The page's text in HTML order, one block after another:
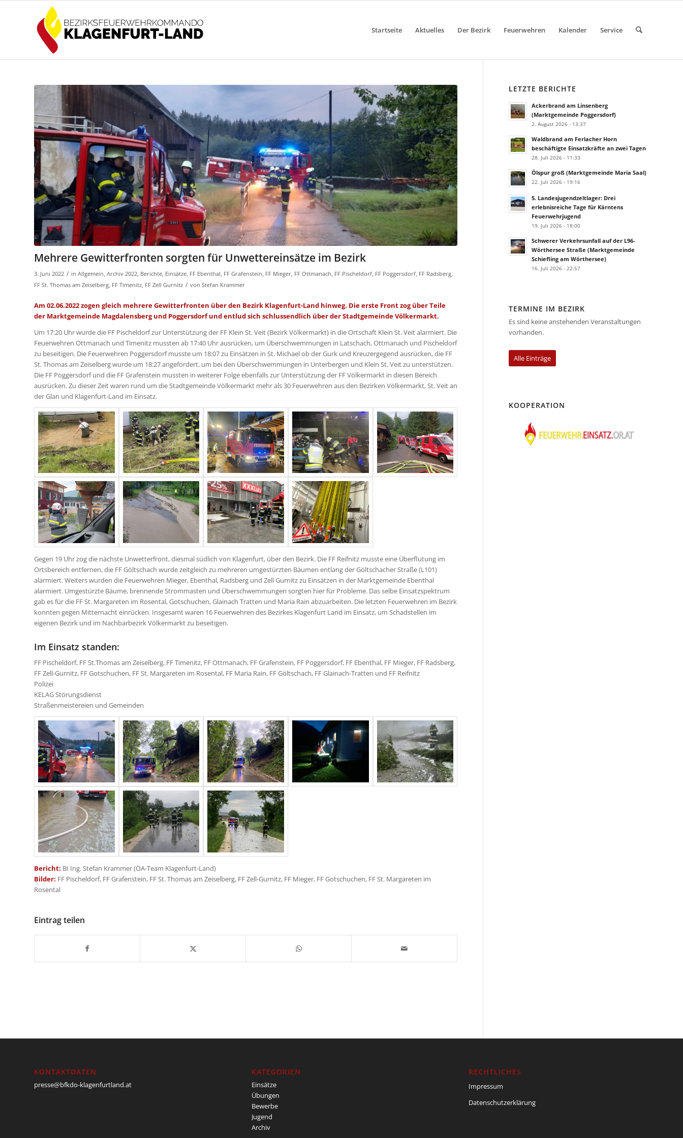
Startseite Aktuelles Der Bezirk Feuerwehren Kalender Service
Mehrere Gewitterfronten sorgten für Unwettereinsätze im Bezirk
3. Juni 2022 / in Allgemein Archiv 2022 Berichte Einsätze FF Ebenthal FF Grafenstein FF Mieger FF Ottmanach FF Pischeldorf FF Poggersdorf FF Radsberg
FF St. Thomas am Zeiselberg FF Timenitz FF Zell Gurnitz / von Stefan Krammer
Am 02.06.2022 zogen gleich mehrere Gewitterfronten über den Bezirk Klagenfurt-Land hinweg. Die erste Front zog über Teile
der Marktgemeinde Magdalensberg und Poggersdorf und entlud sich schlussendlich über der Stadtgemeinde Völkermarkt.
Um 17:20 Uhr wurde die FF Pischeldorf zur Unterstützung der FF Klein St. Veit (Bezirk Völkermarkt) in die Ortschaft Klein St. Veit alarmiert. Die
Feuerwehren Ottmanach und Timenitz mussten ab 17:40 Uhr ausrücken, um Überschwemmungen in Latschach, Ottmanach und Pischeldorf
zu beseitigen. Die Feuerwehren Poggersdorf musste um 18:07 zu Einsätzen in St. Michael ob der Gurk und Kreuzergegend ausrücken, die FF
St. Thomas am Zeiselberg wurde um 18:27 angefordert, um bei den Überschwemmungen in Unterbergen und Klein St. Veit zu unterstützen.
Die FF Poggersdorf und die FF Grafenstein mussten in weiterer Folge ebenfalls zur Unterstützung der FF Völkermarkt in diesen Bereich
ausrücken. Zu dieser Zeit waren rund um die Stadtgemeinde Völkermarkt mehr als 30 Feuerwehren aus den Bezirken Völkermarkt, St. Veit an
der Glan und Klagenfurt-Land im Einsatz.
Gegen 19 Uhr zog die nächste Unwetterfront, diesmal südlich von Klagenfurt, über den Bezirk. Die FF Reifnitz musste eine Überflutung im
Ortsbereich entfernen, die FF Göltschach wurde zeitgleich zu mehreren umgestürzten Bäumen entlang der Göltschacher Straße (L101)
alarmiert. Weiters wurden die Feuerwehren Mieger, Ebenthal, Radsberg und Zell Gurnitz zu Einsätzen in der Marktgemeinde Ebenthal
alarmiert. Umgestürzte Bäume, brennende Strommasten und Überschwemmungen sorgten hier für Probleme. Das selbe Einsatzspektrum
gab es für die FF St. Margareten im Rosental, Gotschuchen, Glainach Tratten und Maria Rain abzuarbeiten. Die letzten Feuerwehren im Bezirk
konnten gegen Mitternacht einrücken. Insgesamt waren 16 Feuerwehren des Bezirkes Klagenfurt Land im Einsatz, um Schadstellen im
eigenen Bezirk und im Nachbarbezirk Völkermarkt zu beseitigen.
Im Einsatz standen:
FF Pischeldorf, FF St.Thomas am Zeiselberg, FF Timenitz, FF Ottmanach, FF Grafenstein, FF Poggersdorf, FF Ebenthal, FF Mieger, FF Radsberg,
FF Zell-Gurnitz, FF Gotschuchen, FF St. Margareten im Rosental, FF Maria Rain, FF Göltschach, FF Glainach-Tratten und FF Reifnitz
Polizei
KELAG Störungsdienst
Straßenmeistereien und Gemeinden
Bericht: BI Ing. Stefan Krammer (ÖA-Team Klagenfurt-Land)
Bilder: FF Pischeldorf, FF Grafenstein, FF St. Thomas am Zeiselberg, FF Zell-Gurnitz, FF Mieger, FF Gotschuchen, FF St. Margareten im
Rosental
Eintrag teilen
LETZTE BERICHTE
Ackerbrand am Linsenberg
(Marktgemeinde Poggersdorf)
2. August 2026 - 13:37
Waldbrand am Ferlacher Horn
beschäftigte Einsatzkräfte an zwei Tagen
28. Juli 2026 - 11:33
Ölspur groß (Marktgemeinde Maria Saal)
22. Juli 2026 - 19:16
5. Landesjugendzeltlager: Drei
erlebnisreiche Tage für Kärntens
Feuerwehrjugend
19. Juli 2026 - 18:00
Schwerer Verkehrsunfall auf der L96-
Wörthersee Straße (Marktgemeinde
Schiefling am Wörthersee)
16. Juli 2026 - 22:57
TERMINE IM BEZIRK
Es sind keine anstehenden Veranstaltungen
vorhanden.
Alle Einträge
KOOPERATION
KONTAKTDATEN
presse@bfkdo-klagenfurtland.at
KATEGORIEN
Einsätze
Übungen
Bewerbe
Jugend
Archiv
RECHTLICHES
Impressum
Datenschutzerklärung